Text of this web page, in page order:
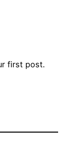
first post.